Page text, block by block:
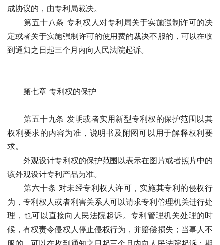
成协议的，由专利局裁决。
第五十八条 专利权人对专利局关于实施强制许可的决
定或者关于实施强制许可的使用费的裁决不服的，可以在收
到通知之日起三个月内向人民法院起诉。
第七章 专利权的保护
第五十九条 发明或者实用新型专利权的保护范围以其
权利要求的内容为准，说明书及附图可以用于解释权利要
求。
外观设计专利权的保护范围以表示在图片或者照片中的
该外观设计专利产品为准。
第六十条 对未经专利权人许可，实施其专利的侵权行
为，专利权人或者利害关系人可以请求专利管理机关进行处
理，也可以直接向人民法院起诉。专利管理机关处理的时
候，有权责令侵权人停止侵权行为，并赔偿损失；当事人不
服的，可以在收到通知之日起三个月内向人民法院起诉；期